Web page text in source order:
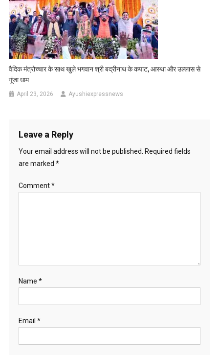
वैदिक मंत्रोच्चार के साथ खुले भगवान श्री बद्रीनाथ के कपाट, आस्था और उल्लास से
गूंजा धाम
April 23, 2026 Ayushiexpressnews
Leave a Reply
Your email address will not be published.
Required fields
are marked *
Comment*
Name *
Email *